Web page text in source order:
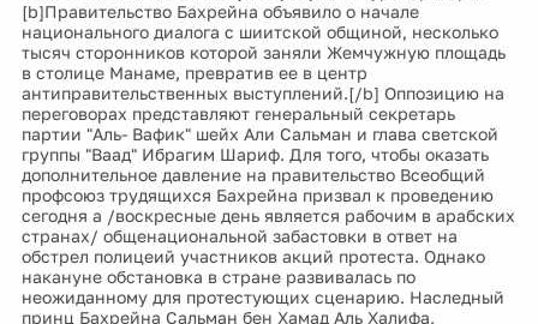
[b]Правительство Бахрейна объявило о начале
национального диалога с шиитской общиной, несколько
тысяч сторонников которой заняли Жемчужную площадь
в столице Манаме, превратив ее в центр
антиправительственных выступлений.[/b] Оппозицию на
переговорах представляют генеральный секретарь
партии "Аль- Вафик" шейх Али Сальман и глава светской
группы "Ваад" Ибрагим Шариф. Для того, чтобы оказать
дополнительное давление на правительство Всеобщий
профсоюз трудящихся Бахрейна призвал к проведению
сегодня а /воскресные день является рабочим в арабских
странах/ общенациональной забастовки в ответ на
обстрел полицеий участников акций протеста. Однако
накануне обстановка в стране развивалась по
неожиданному для протестующих сценарию. Наследный
принц Бахрейна Сальман бен Хамад Аль Халифа,